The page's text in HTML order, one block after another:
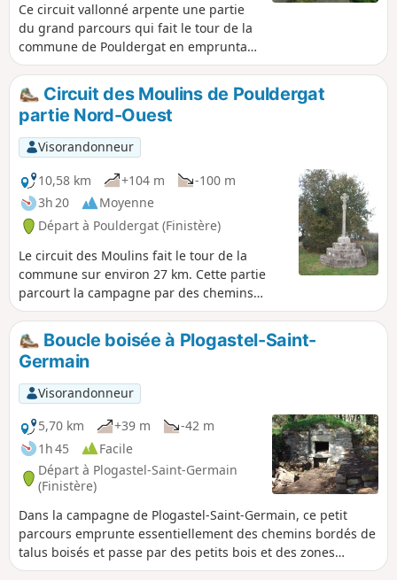
Ce circuit vallonné arpente une partie
du grand parcours qui fait le tour de la
commune de Pouldergat en empruntant
sa partie Sud-Est. Il remonte un bout de
la rivière le Goyen qui n'est encore
qu'un modeste ruisseau et revient par
la campagne.
Circuit des Moulins de Pouldergat
partie Nord-Ouest
Visorandonneur
10,58 km
+104 m
-100 m
3h 20
Moyenne
Départ à Pouldergat (Finistère)
Le circuit des Moulins fait le tour de la
commune sur environ 27 km. Cette partie
parcourt la campagne par des chemins
creux et des vallées ombragées et des
petites routes dans la deuxième partie.
Autrefois plusieurs moulins existaient sur
les nombreux ruisseaux.
Boucle boisée à Plogastel-Saint-
Germain
Visorandonneur
5,70 km
+39 m
-42 m
1h 45
Facile
Départ à Plogastel-Saint-Germain
(Finistère)
Dans la campagne de Plogastel-Saint-Germain, ce petit
parcours emprunte essentiellement des chemins bordés de
talus boisés et passe par des petits bois et des zones
humides qu'un long platelage permet de franchir. En cours